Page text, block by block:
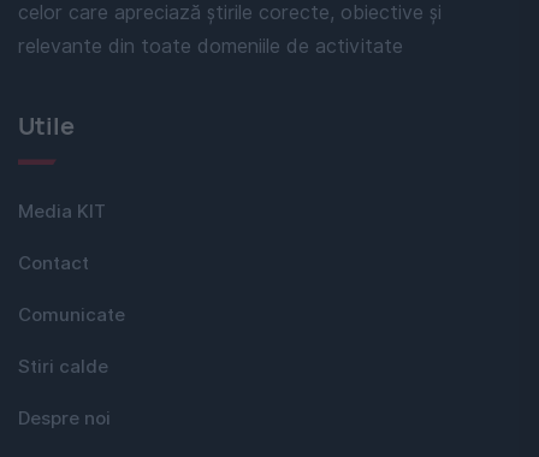
celor care apreciază știrile corecte, obiective și
relevante din toate domeniile de activitate
Utile
Media KIT
Contact
Comunicate
Stiri calde
Despre noi